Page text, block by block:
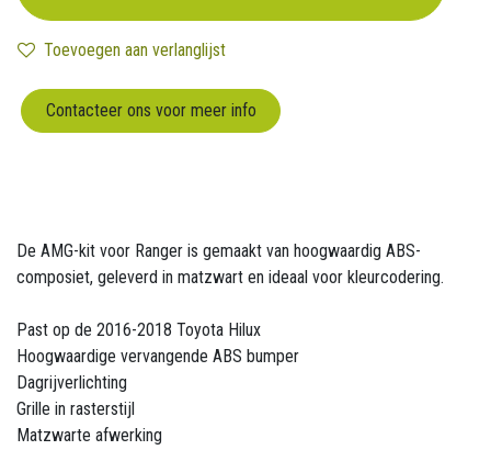
Toevoegen aan verlanglijst
Contacteer ons voor meer info
De AMG-kit voor Ranger is gemaakt van hoogwaardig ABS-
composiet, geleverd in matzwart en ideaal voor kleurcodering.
Past op de 2016-2018 Toyota Hilux
Hoogwaardige vervangende ABS bumper
Dagrijverlichting
Grille in rasterstijl
Matzwarte afwerking